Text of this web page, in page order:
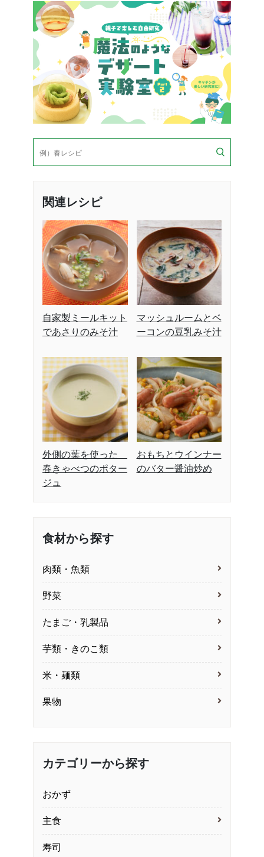
検
索
関連レシピ
自家製ミールキット
であさりのみそ汁
マッシュルームとベ
ーコンの豆乳みそ汁
外側の葉を使った
春きゃべつのポター
ジュ
おもちとウインナー
のバター醤油炒め
食材から探す
肉類・魚類
野菜
たまご・乳製品
芋類・きのこ類
米・麺類
果物
カテゴリーから探す
おかず
主食
寿司